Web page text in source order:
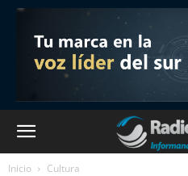
Inicio Cultura